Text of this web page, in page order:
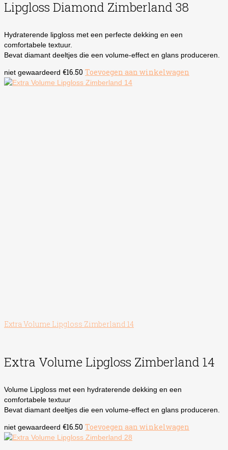
Lipgloss Diamond Zimberland 38
Hydraterende lipgloss met een perfecte dekking en een
comfortabele textuur.
Bevat diamant deeltjes die een volume-effect en glans produceren.
niet gewaardeerd €16.50 Toevoegen aan winkelwagen
Extra Volume Lipgloss Zimberland 14
Extra Volume Lipgloss Zimberland 14
Volume Lipgloss met een hydraterende dekking en een
comfortabele textuur
Bevat diamant deeltjes die een volume-effect en glans produceren.
niet gewaardeerd €16.50 Toevoegen aan winkelwagen